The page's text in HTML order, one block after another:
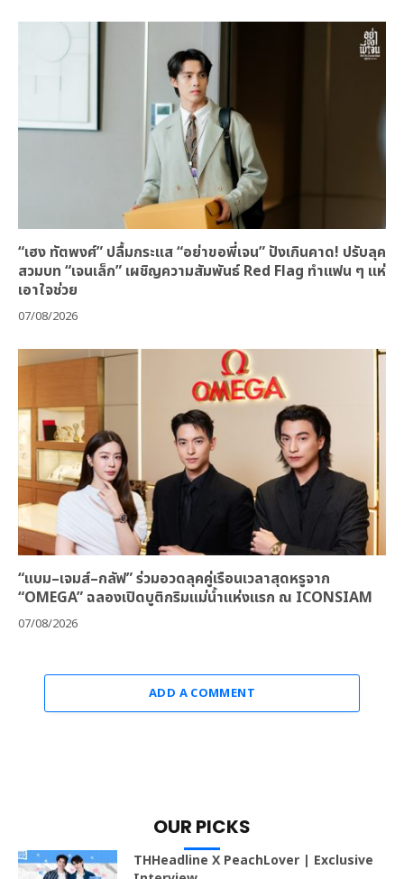
“เฮง ทัตพงศ์” ปลื้มกระแส “อย่าขอพี่เจน” ปังเกินคาด! ปรับลุค
สวมบท “เจนเล็ก” เผชิญความสัมพันธ์ Red Flag ทำแฟน ๆ แห่
เอาใจช่วย
07/08/2026
“แบม–เจมส์–กลัฟ” ร่วมอวดลุคคู่เรือนเวลาสุดหรูจาก
“OMEGA” ฉลองเปิดบูติกริมแม่น้ำแห่งแรก ณ ICONSIAM
07/08/2026
ADD A COMMENT
OUR PICKS
THHeadline X PeachLover | Exclusive